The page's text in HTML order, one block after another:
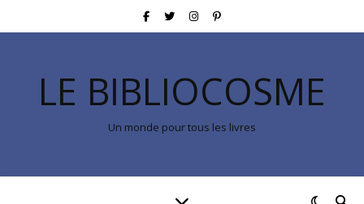
LE BIBLIOCOSME
Un monde pour tous les livres